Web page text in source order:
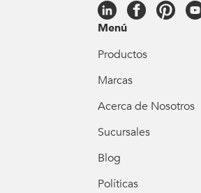
Menú
Productos
Marcas
Acerca de Nosotros
Sucursales
Blog
Políticas